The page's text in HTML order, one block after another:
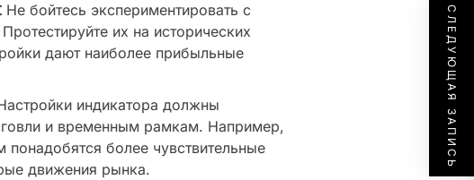
Не бойтесь экспериментировать с
их на исторических
дают наиболее прибыльные
индикатора должны
и временным рамкам. Например,
более чувствительные
движения рынка.
СЛЕДУЮЩАЯ ЗАПИСЬ